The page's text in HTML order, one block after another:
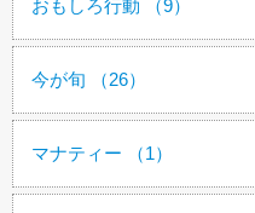
おもしろ行動 （9）
今が旬 （26）
マナティー （1）